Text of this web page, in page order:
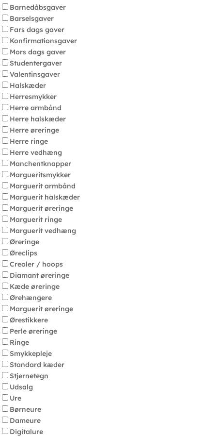
Barnedåbsgaver
Barselsgaver
Fars dags gaver
Konfirmationsgaver
Mors dags gaver
Studentergaver
Valentinsgaver
Halskæder
Herresmykker
Herre armbånd
Herre halskæder
Herre øreringe
Herre ringe
Herre vedhæng
Manchentknapper
Margueritsmykker
Marguerit armbånd
Marguerit halskæder
Marguerit øreringe
Marguerit ringe
Marguerit vedhæng
Øreringe
Øreclips
Creoler / hoops
Diamant øreringe
Kæde øreringe
Ørehængere
Marguerit øreringe
Ørestikkere
Perle øreringe
Ringe
Smykkepleje
Standard kæder
Stjernetegn
Udsalg
Ure
Børneure
Dameure
Digitalure